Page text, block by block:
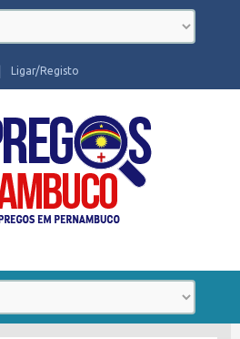
Ligar/Registo